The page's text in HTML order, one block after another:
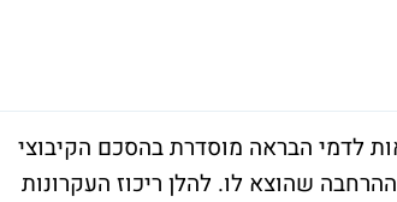
לדמי הבראה מוסדרת בהסכם הקיבוצי
שהוצא לו. להלן ריכוז העקרונות